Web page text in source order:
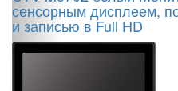
сенсорным дисплеем,
и записью в Full HD